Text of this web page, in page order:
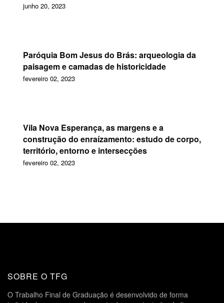
junho 20, 2023
Paróquia Bom Jesus do Brás: arqueologia da
paisagem e camadas de historicidade
fevereiro 02, 2023
Vila Nova Esperança, as margens e a
construção do enraízamento: estudo de corpo,
território, entorno e intersecções
fevereiro 02, 2023
SOBRE O TFG
O Trabalho Final de Graduação é desenvolvido de forma